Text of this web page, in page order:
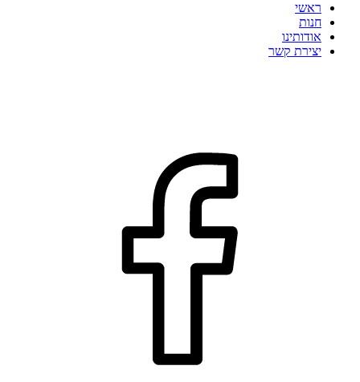
ראשי
חנות
אודותינו
יצירת קשר